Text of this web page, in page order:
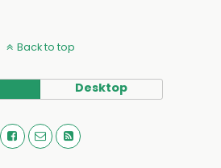
Back to top
Desktop